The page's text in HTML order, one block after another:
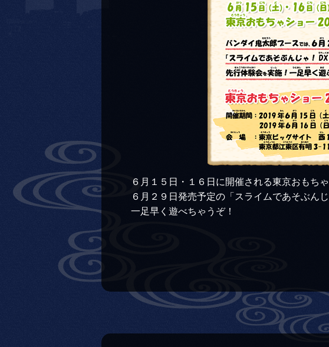
６月１５日・１６日に開催される東京おもち
６月２９日発売予定の「スライムであそぶん
一足早く遊べちゃうぞ！